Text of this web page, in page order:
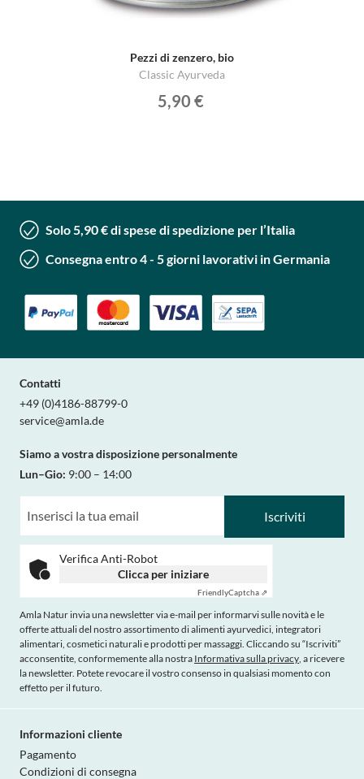
Pezzi di zenzero, bio
Classic Ayurveda
5,90 €
Solo 5,90 € di spese di spedizione per l’Italia
Consegna entro 4 - 5 giorni lavorativi in Germania
Contatti
+49 (0)4186-88799-0
service@amla.de
Siamo a vostra disposizione personalmente
Lun–Gio: 9:00 – 14:00
Iscriviti
Verifica Anti-Robot
Clicca per iniziare
FriendlyCaptcha ⇗
Amla Natur invia una newsletter via e-mail per informarvi sulle novità e le
offerte attuali del nostro assortimento di alimenti ayurvedici, integratori
alimentari, cosmetici naturali e prodotti per massaggi. Cliccando su “Iscriviti”
acconsentite, conformemente alla nostra Informativa sulla privacy, a ricevere
la newsletter. Potete revocare il vostro consenso in qualsiasi momento con
effetto per il futuro.
Informazioni cliente
Pagamento
Condizioni di consegna